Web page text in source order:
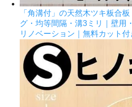
「角溝付」の天然木ツキ板合
グ・均等間隔・溝3ミリ｜壁用
リノベーション｜無料カット付